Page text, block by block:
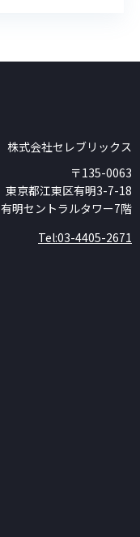
株式会社セレブリックス
〒135-0063
東京都江東区有明3-7-18
有明セントラルタワー7階
Tel:03-4405-2671